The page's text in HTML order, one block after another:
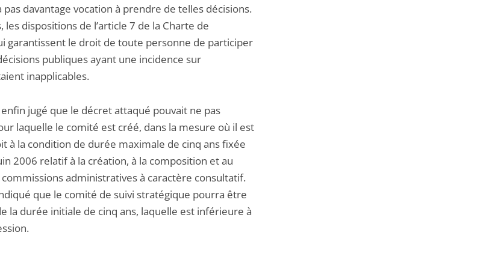
pas davantage vocation à prendre de telles décisions.
les dispositions de l’article 7 de la Charte de
garantissent le droit de toute personne de participer
publiques ayant une incidence sur
inapplicables.
enfin jugé que le décret attaqué pouvait ne pas
laquelle le comité est créé, dans la mesure où il est
à la condition de durée maximale de cinq ans fixée
2006 relatif à la création, à la composition et au
administratives à caractère consultatif.
que le comité de suivi stratégique pourra être
la durée initiale de cinq ans, laquelle est inférieure à